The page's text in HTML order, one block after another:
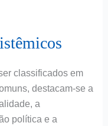
classificados em
destacam-se a
a
política e a